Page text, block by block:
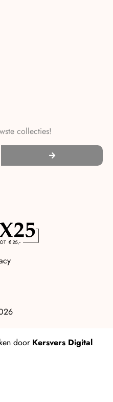
collecties!
door Kersvers Digital